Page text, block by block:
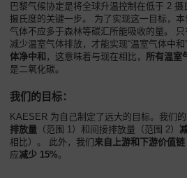
巴黎气候协定是将全球升温控制在低于 2
摄氏度的关键一步。 为了实现这一目标，
气体不应多于森林等碳汇所能吸收的量。
减少温室气体排放，才能实现“温室气体中和
体净中和 ，这意味着与现在相比， 所有温室
是二氧化碳。
我们的目标：
KAESER 为自己制定了远大的目标。我们
排放量 （范围 1）和间接排放量（范围 2）
相比）。 此外，我们 来自上游和下游价值链
应减少 15%。